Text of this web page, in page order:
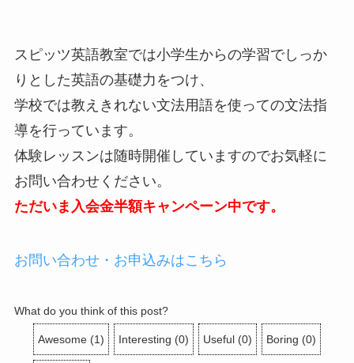
スピッツ英語教室では小学生からの学習でしっか
りとした英語の基礎力をつけ、
学校では教えきれない文法用語を使っての文法指
導を行っています。
体験レッスンは随時開催していますのでお気軽に
お問い合わせください。
ただいま入会金半額キャンペーン中です。
お問い合わせ・お申込みはこちら
What do you think of this post?
Awesome (1) Interesting (0) Useful (0) Boring (0)